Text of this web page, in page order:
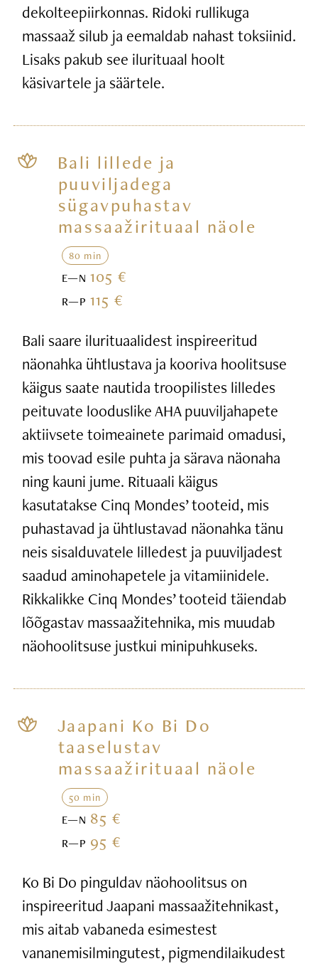
dekolteepiirkonnas. Ridoki rullikuga
massaaž silub ja eemaldab nahast toksiinid.
Lisaks pakub see ilurituaal hoolt
käsivartele ja säärtele.
Bali lillede ja
puuviljadega
sügavpuhastav
massaažirituaal näole
80 min
E—N105 €
R—P115 €
Bali saare ilurituaalidest inspireeritud
näonahka ühtlustava ja kooriva hoolitsuse
käigus saate nautida troopilistes lilledes
peituvate looduslike AHA puuviljahapete
aktiivsete toimeainete parimaid omadusi,
mis toovad esile puhta ja särava näonaha
ning kauni jume. Rituaali käigus
kasutatakse Cinq Mondes’ tooteid, mis
puhastavad ja ühtlustavad näonahka tänu
neis sisalduvatele lilledest ja puuviljadest
saadud aminohapetele ja vitamiinidele.
Rikkalikke Cinq Mondes’ tooteid täiendab
lõõgastav massaažitehnika, mis muudab
näohoolitsuse justkui minipuhkuseks.
Jaapani Ko Bi Do
taaselustav
massaažirituaal näole
50 min
E—N 85 €
R—P 95 €
Ko Bi Do pinguldav näohoolitsus on
inspireeritud Jaapani massaažitehnikast,
mis aitab vabaneda esimestest
vananemisilmingutest, pigmendilaikudest